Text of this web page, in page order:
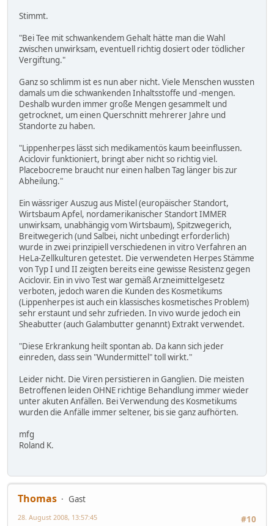
Stimmt.
"Bei Tee mit schwankendem Gehalt hätte man die Wahl
zwischen unwirksam, eventuell richtig dosiert oder tödlicher
Vergiftung."
Ganz so schlimm ist es nun aber nicht. Viele Menschen wussten
damals um die schwankenden Inhaltsstoffe und -mengen.
Deshalb wurden immer große Mengen gesammelt und
getrocknet, um einen Querschnitt mehrerer Jahre und
Standorte zu haben.
"Lippenherpes lässt sich medikamentös kaum beeinflussen.
Aciclovir funktioniert, bringt aber nicht so richtig viel.
Placebocreme braucht nur einen halben Tag länger bis zur
Abheilung."
Ein wässriger Auszug aus Mistel (europäischer Standort,
Wirtsbaum Apfel, nordamerikanischer Standort IMMER
unwirksam, unabhängig vom Wirtsbaum), Spitzwegerich,
Breitwegerich (und Salbei, nicht unbedingt erforderlich)
wurde in zwei prinzipiell verschiedenen in vitro Verfahren an
HeLa-Zellkulturen getestet. Die verwendeten Herpes Stämme
von Typ I und II zeigten bereits eine gewisse Resistenz gegen
Aciclovir. Ein in vivo Test war gemäß Arzneimittelgesetz
verboten, jedoch waren die Kunden des Kosmetikums
(Lippenherpes ist auch ein klassisches kosmetisches Problem)
sehr erstaunt und sehr zufrieden. In vivo wurde jedoch ein
Sheabutter (auch Galambutter genannt) Extrakt verwendet.
"Diese Erkrankung heilt spontan ab. Da kann sich jeder
einreden, dass sein "Wundermittel" toll wirkt."
Leider nicht. Die Viren persistieren in Ganglien. Die meisten
Betroffenen leiden OHNE richtige Behandlung immer wieder
unter akuten Anfällen. Bei Verwendung des Kosmetikums
wurden die Anfälle immer seltener, bis sie ganz aufhörten.
mfg
Roland K.
Thomas
Gast
#10
28. August 2008, 13:57:45